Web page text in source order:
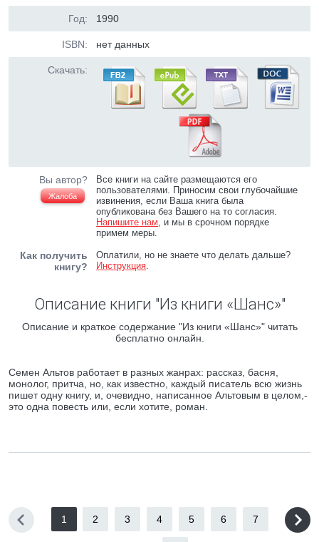
Год: 1990
ISBN: нет данных
Скачать:
Вы автор?
Жалоба
Все книги на сайте размещаются его
пользователями. Приносим свои глубочайшие
извинения, если Ваша книга была
опубликована без Вашего на то согласия.
Напишите нам, и мы в срочном порядке
примем меры.
Как получить
книгу?
Оплатили, но не знаете что делать дальше?
Инструкция.
Описание книги "Из книги «Шанс»"
Описание и краткое содержание "Из книги «Шанс»" читать
бесплатно онлайн.
Семен Альтов работает в разных жанрах: рассказ, басня,
монолог, притча, но, как известно, каждый писатель всю жизнь
пишет одну книгу, и, очевидно, написанное Альтовым в целом,-
это одна повесть или, если хотите, роман.
1 2 3 4 5 6 7